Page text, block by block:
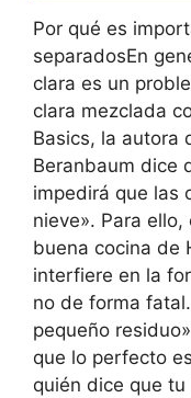
Por qué es
separadosEn
clara es un
clara mezclada
Basics, la autora
Beranbaum dice
impedirá que las
nieve». Para
buena cocina de
interfiere en la
no de forma
pequeño
que lo perfecto
quién dice que